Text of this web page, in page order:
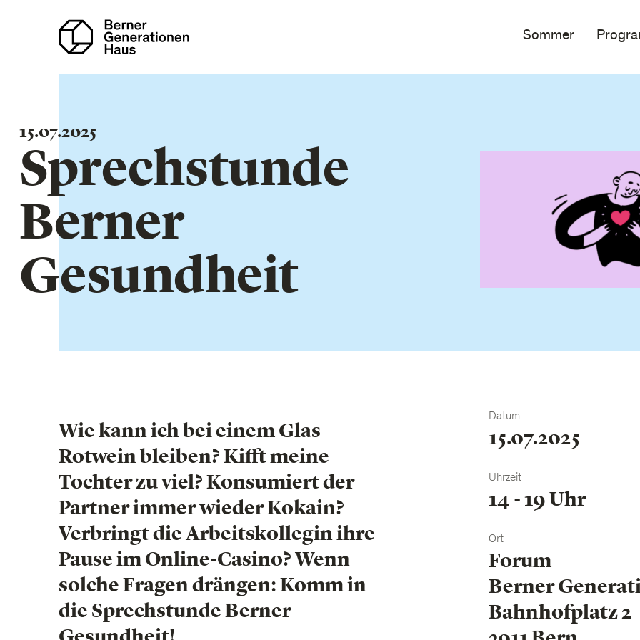
Sommer
15.07.2025
Sprechstunde
Berner
Gesundheit
Wie kann ich bei einem Glas
Rotwein bleiben? Kifft meine
Tochter zu viel? Konsumiert der
Partner immer wieder Kokain?
Verbringt die Arbeitskollegin ihre
Pause im Online-Casino? Wenn
solche Fragen drängen: Komm in
die Sprechstunde Berner
Datum
15.07.2025
Uhrzeit
14 - 19 Uhr
Ort
Forum
Berner
Bahnhofplatz 2